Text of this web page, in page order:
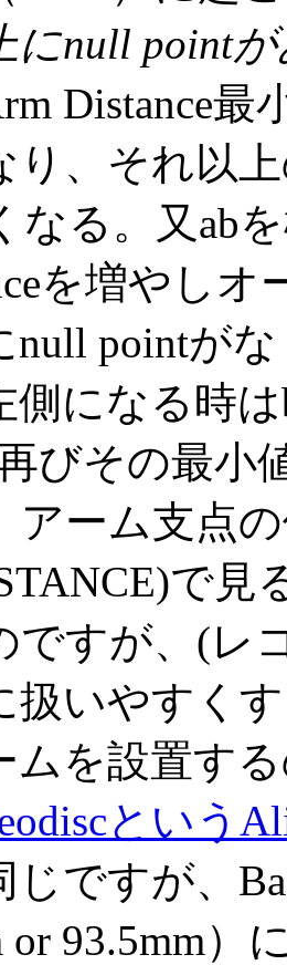
にnull point
Distance
り、それ以
なる。又ab
を増やし
null pointが
側になる時
びその最
アーム支点
で見
ですが、(レ
扱いやすく
ムを設置す
という
じですが、
or 93.5mm